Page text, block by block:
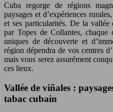
Cuba regorge de régions
paysages et d’expériences
et ses particularités. De la vallée
par Topes de Collantes, chaque
uniques de découverte et
région dépendra de vos centres
mais vous serez assurément
ces lieux.
Vallée de viñales :
tabac cubain